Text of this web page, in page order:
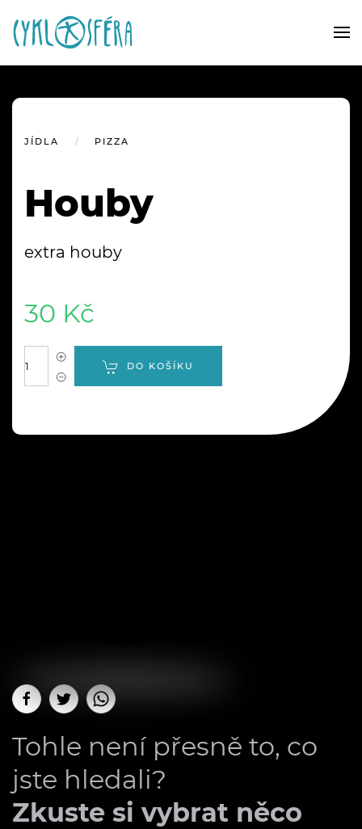
JÍDLA PIZZA
Houby
extra houby
30 Kč
DO KOŠÍKU
Tohle není přesně to, co
jste hledali?
Zkuste si vybrat něco